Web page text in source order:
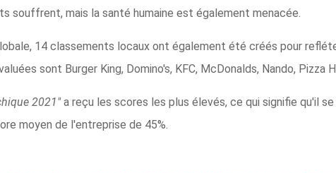
souffrent, mais la santé humaine est également menacée.
14 classements locaux ont également été créés pour
sont Burger King, Domino's, KFC, McDonalds, Nando, Pizza
2021"a reçu les scores les plus élevés, ce qui signifie qu'il
moyen de l'entreprise de 45%.